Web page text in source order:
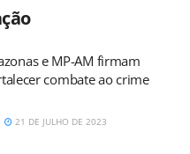
e MP-AM firmam
combate ao crime
21 DE JULHO DE 2023